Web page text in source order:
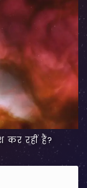
कर रहीं हैं?